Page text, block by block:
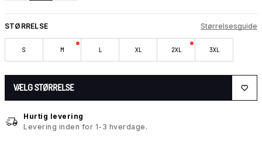
STØRRELSE Størrelsesguide
S M L XL 2XL 3XL
VÆLG STØRRELSE
Hurtig levering
Levering inden for 1-3 hverdage.